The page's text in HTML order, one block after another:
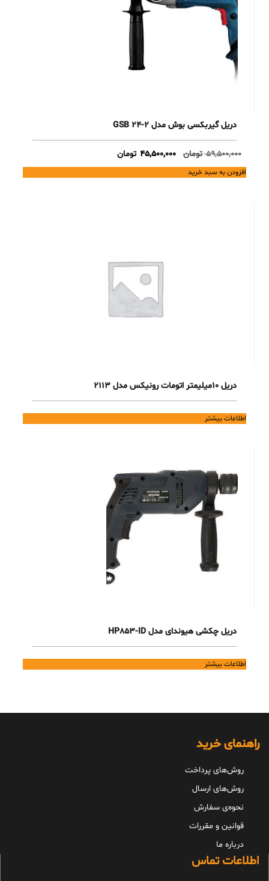
دریل گیربکسی بوش مدل GSB 24-2
59,500,000 تومان
Original
price
was:
45,500,000 تومانCurrent
price
is:
افزودن به سبد خرید
دریل 10میلیمتر اتومات رونیکس مدل 2113
اطلاعات بیشتر
دریل چکشی هیوندای مدل HP853-ID
اطلاعات بیشتر
راهنمای خرید
روش‌های پرداخت
روش‌های ارسال
نحوه‌ی سفارش
قوانین و مقررات
درباره ما
اطلاعات تماس